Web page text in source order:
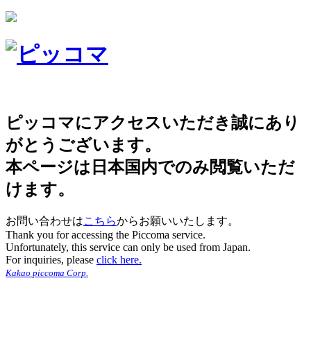
ピッコマにアクセスいただき誠にあり
がとうございます。
本ページは日本国内でのみ閲覧いただ
けます。
お問い合わせはこちらからお願いいたします。
Thank you for accessing the Piccoma service.
Unfortunately, this service can only be used from Japan.
For inquiries, please click here.
Kakao piccoma Corp.